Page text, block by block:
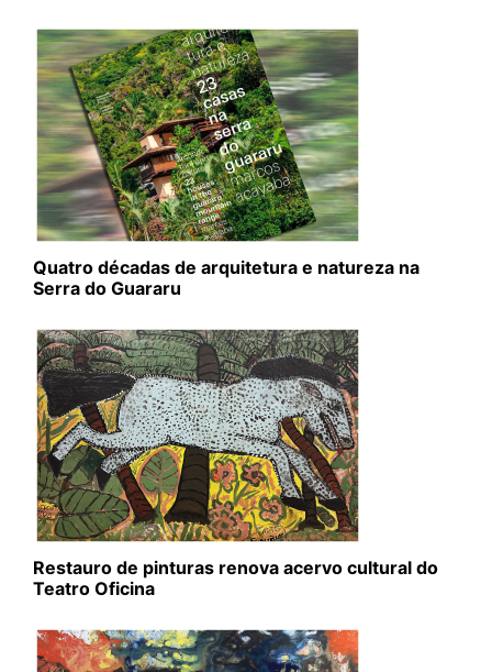
Quatro décadas de arquitetura e natureza na
Serra do Guararu
Restauro de pinturas renova acervo cultural do
Teatro Oficina